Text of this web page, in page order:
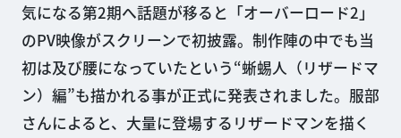
気になる第2期へ話題が移ると「オーバーロード2」
のPV映像がスクリーンで初披露。制作陣の中でも当
初は及び腰になっていたという“蜥蜴人（リザードマ
ン）編”も描かれる事が正式に発表されました。服部
さんによると、大量に登場するリザードマンを描く